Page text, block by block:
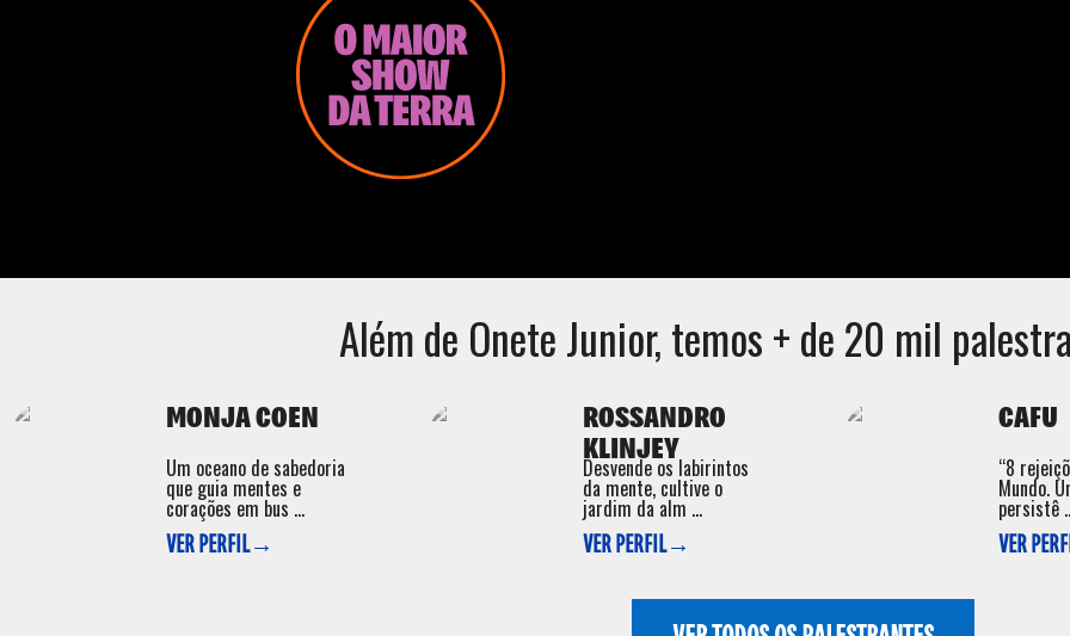
Além de Onete Junior, temos + de 20 mil
MONJA COEN
Um oceano de sabedoria
que guia mentes e
corações em bus ...
VER PERFIL→
ROSSANDRO
KLINJEY
Desvende os labirintos
da mente, cultive o
jardim da alm ...
VER PERFIL→
CAFU
“8
Mundo.
persistê
VER